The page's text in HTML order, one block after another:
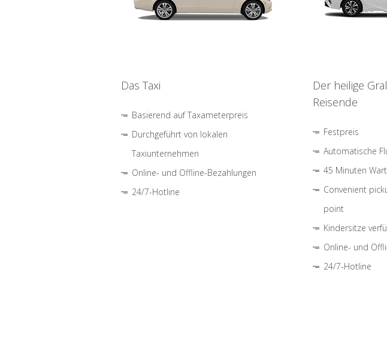
Das Taxi
Basierend auf Taxameterpreis
Durchgeführt von lokalen
Taxiunternehmen
Online- und Offline-Bezahlungen
24/7-Hotline
Der heilige
Reisende
Festpreis
Automatische
45 Minuten
Convenient
point
Kindersitze
Online- und
24/7-Hotline